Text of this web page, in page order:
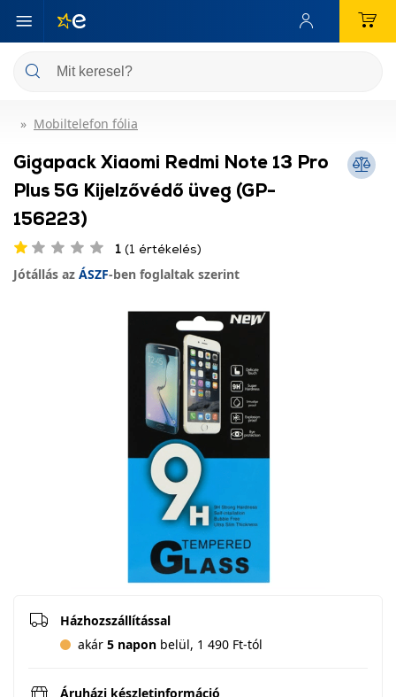
Mobiltelefon fólia
Gigapack Xiaomi Redmi Note 13 Pro
Plus 5G Kijelzővédő üveg (GP-
156223)
1 (1 értékelés)
Jótállás az ÁSZF-ben foglaltak szerint
Házhozszállítással
akár 5 napon belül, 1 490 Ft-tól
Áruházi készletinformáció